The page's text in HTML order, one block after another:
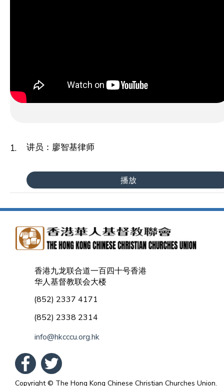
1. 讲员：廖智基律师
播放
香港九龙联合道一百四十号香港
华人基督教联会大楼
(852) 2337 4171
(852) 2338 2314
info@hkcccu.org.hk
Copyright © The Hong Kong Chinese Christian Churches Union.